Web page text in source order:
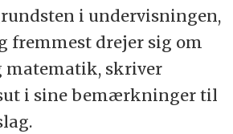
i undervisningen,
fremmest drejer sig om
matematik, skriver
i sine bemærkninger til